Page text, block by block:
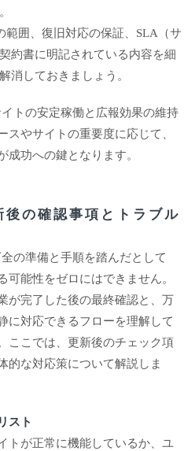
範囲、復旧対応の保証、SLA（サ
約書に明記されている内容を細
消しておきましょう。
トの安定稼働と広報効果の維持
スやサイトの重要度に応じて、
成功への鍵となります。
の確認事項とトラブル
の準備と手順を踏んだとして
可能性をゼロにはできません。
が完了した後の最終確認と、万
に対応できるフローを理解して
ここでは、更新後のチェック項
的な対応策について解説しま
スト
トが正常に機能しているか、ユ